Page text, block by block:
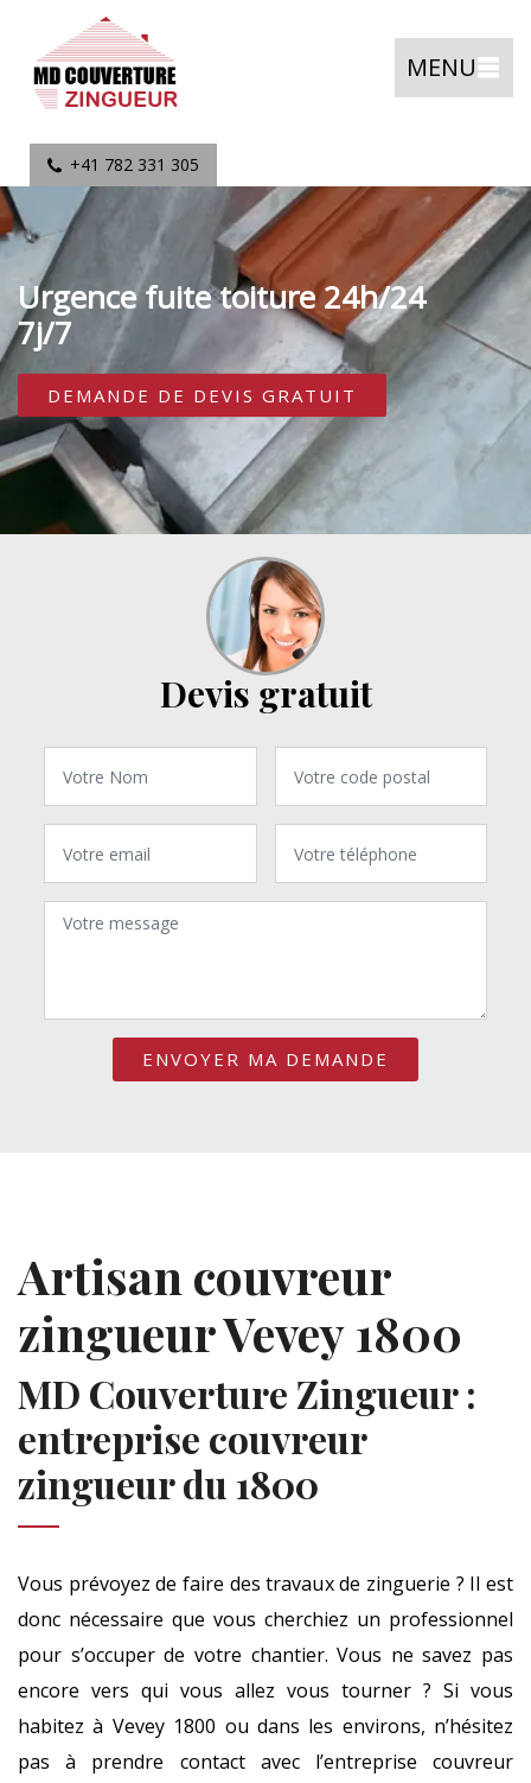
MENU
+41 782 331 305
Urgence fuite toiture 24h/24
7j/7
DEMANDE DE DEVIS GRATUIT
Devis gratuit
Artisan couvreur
zingueur Vevey 1800
MD Couverture Zingueur :
entreprise couvreur
zingueur du 1800
Vous prévoyez de faire des travaux de zinguerie ? Il est
donc nécessaire que vous cherchiez un professionnel
pour s’occuper de votre chantier. Vous ne savez pas
encore vers qui vous allez vous tourner ? Si vous
habitez à Vevey 1800 ou dans les environs, n’hésitez
pas à prendre contact avec l’entreprise couvreur